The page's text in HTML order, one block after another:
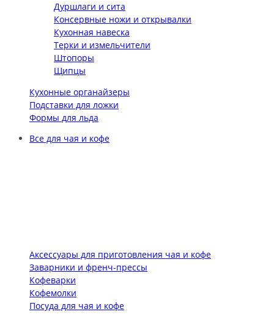
Дуршлаги и сита
Консервные ножи и открывалки
Кухонная навеска
Терки и измельчители
Штопоры
Щипцы
Кухонные органайзеры
Подставки для ложки
Формы для льда
Все для чая и кофе
Аксессуары для приготовления чая и кофе
Заварники и френч-прессы
Кофеварки
Кофемолки
Посуда для чая и кофе